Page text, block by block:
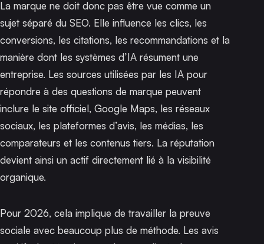
La marque ne doit donc pas être vue comme un
sujet séparé du SEO. Elle influence les clics, les
conversions, les citations, les recommandations et la
manière dont les systèmes d’IA résument une
entreprise. Les sources utilisées par les IA pour
répondre à des questions de marque peuvent
inclure le site officiel, Google Maps, les réseaux
sociaux, les plateformes d’avis, les médias, les
comparateurs et les contenus tiers. La réputation
devient ainsi un actif directement lié à la visibilité
organique.
Pour 2026, cela implique de travailler la preuve
sociale avec beaucoup plus de méthode. Les avis